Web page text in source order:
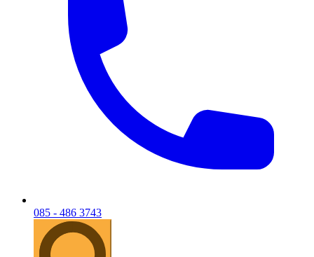
085 - 486 3743